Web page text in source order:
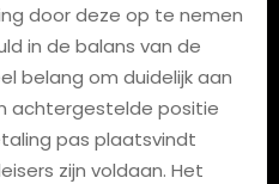
door deze op te nemen
in de balans van de
belang om duidelijk aan
achtergestelde positie
pas plaatsvindt
zijn voldaan. Het